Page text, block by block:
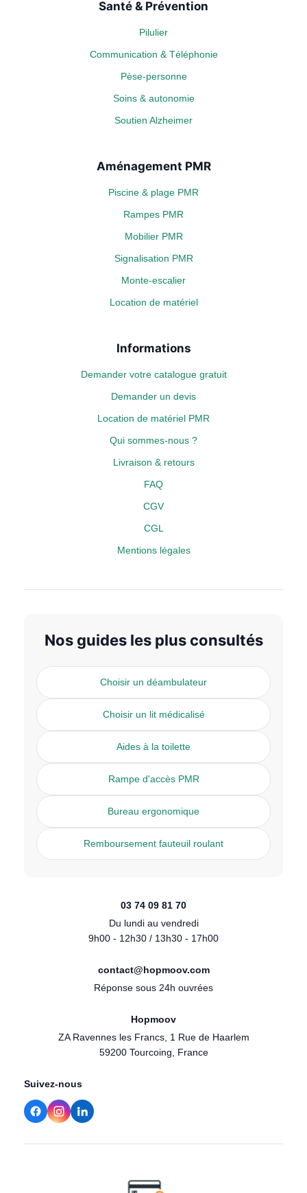
Santé & Prévention
Pilulier
Communication & Téléphonie
Pèse-personne
Soins & autonomie
Soutien Alzheimer
Aménagement PMR
Piscine & plage PMR
Rampes PMR
Mobilier PMR
Signalisation PMR
Monte-escalier
Location de matériel
Informations
Demander votre catalogue gratuit
Demander un devis
Location de matériel PMR
Qui sommes-nous ?
Livraison & retours
FAQ
CGV
CGL
Mentions légales
Nos guides les plus consultés
Choisir un déambulateur
Choisir un lit médicalisé
Aides à la toilette
Rampe d'accès PMR
Bureau ergonomique
Remboursement fauteuil roulant
03 74 09 81 70
Du lundi au vendredi
9h00 - 12h30 / 13h30 - 17h00
contact@hopmoov.com
Réponse sous 24h ouvrées
Hopmoov
ZA Ravennes les Francs, 1 Rue de Haarlem
59200 Tourcoing, France
Suivez-nous